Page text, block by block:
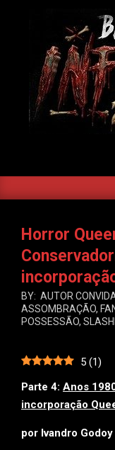
DO
Navigation
Horror
BY: AUTOR
ASSOMBRAÇÃO,
POSSESSÃO,
5 (1)
Parte 4: Anos
incorporação
por Ivandro Godoy